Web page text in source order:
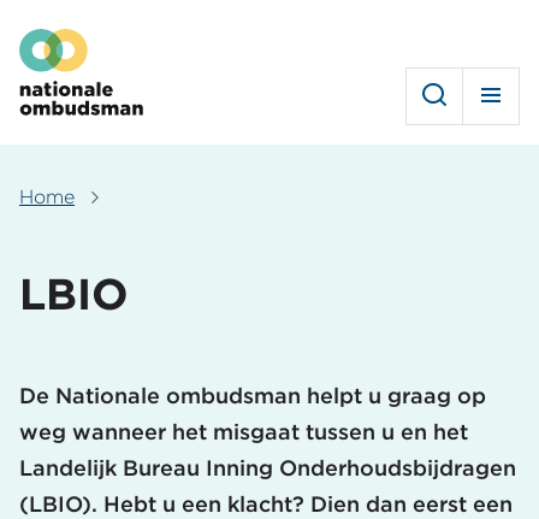
en
naar
de
gaan
Hoofdmenu
Home
LBIO
De Nationale ombudsman helpt u graag op
weg wanneer het misgaat tussen u en het
Landelijk Bureau Inning Onderhoudsbijdragen
(LBIO). Hebt u een klacht? Dien dan eerst een